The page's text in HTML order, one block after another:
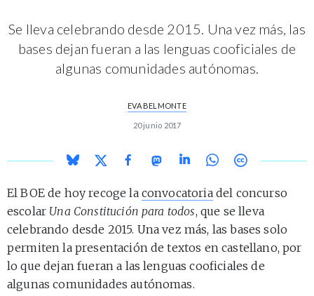
Se lleva celebrando desde 2015. Una vez más, las
bases dejan fueran a las lenguas cooficiales de
algunas comunidades autónomas.
EVA BELMONTE
20 junio 2017
El BOE de hoy recoge la convocatoriadel concurso
escolar Una Constitución para todos, que se lleva
celebrando desde 2015. Una vez más, las bases solo
permiten la presentación de textos en castellano, por
lo que dejan fueran a las lenguas cooficiales de
algunas comunidades autónomas.